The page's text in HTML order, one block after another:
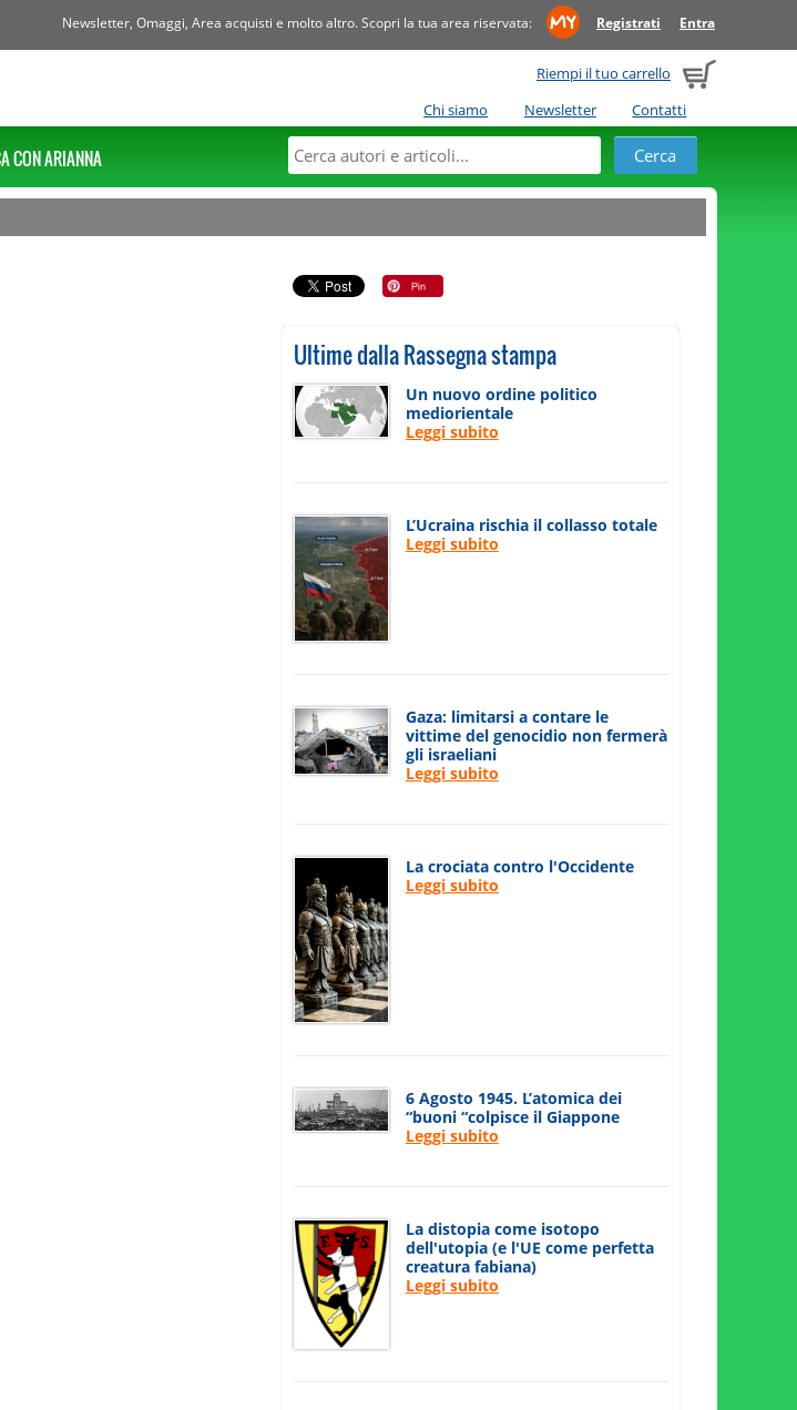
Newsletter, Omaggi, Area acquisti e molto altro. Scopri la tua area riservata: Registrati Entra
Riempi il tuo carrello
Chi siamo
Newsletter Contatti
CON ARIANNA
Ultime dalla Rassegna stampa
Un nuovo ordine politico
mediorientale
Leggi subito
L’Ucraina rischia il collasso totale
Leggi subito
Gaza: limitarsi a contare le
vittime del genocidio non fermerà
gli israeliani
Leggi subito
La crociata contro l'Occidente
Leggi subito
6 Agosto 1945. L’atomica dei
“buoni “colpisce il Giappone
Leggi subito
La distopia come isotopo
dell'utopia (e l'UE come perfetta
creatura fabiana)
Leggi subito